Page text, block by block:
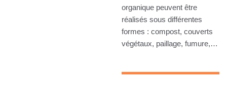
organique peuvent être
réalisés sous différentes
formes : compost, couverts
végétaux, paillage, fumure,…